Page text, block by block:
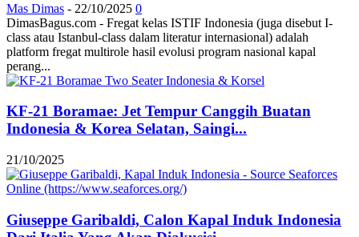
Mas Dimas - 22/10/2025 0
DimasBagus.com - Fregat kelas ISTIF Indonesia (juga disebut I-
class atau Istanbul-class dalam literatur internasional) adalah
platform fregat multirole hasil evolusi program nasional kapal
perang...
KF-21 Boramae: Jet Tempur Canggih Buatan
Indonesia & Korea Selatan, Saingi...
21/10/2025
Giuseppe Garibaldi, Calon Kapal Induk Indonesia